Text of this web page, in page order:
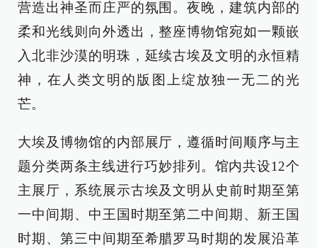
营造出神圣而庄严的氛围。夜晚，建筑内部的
柔和光线则向外透出，整座博物馆宛如一颗嵌
入北非沙漠的明珠，延续古埃及文明的永恒精
神，在人类文明的版图上绽放独一无二的光
芒。
大埃及博物馆的内部展厅，遵循时间顺序与主
题分类两条主线进行巧妙排列。馆内共设12个
主展厅，系统展示古埃及文明从史前时期至第
一中间期、中王国时期至第二中间期、新王国
时期、第三中间期至希腊罗马时期的发展沿革